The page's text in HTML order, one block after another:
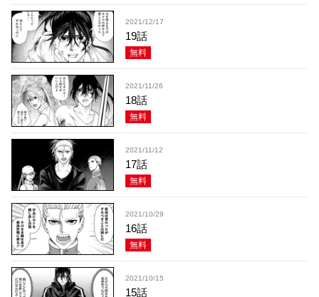
2021/12/17
19話
無料
2021/11/26
18話
無料
2021/11/12
17話
無料
2021/10/29
16話
無料
2021/10/15
15話